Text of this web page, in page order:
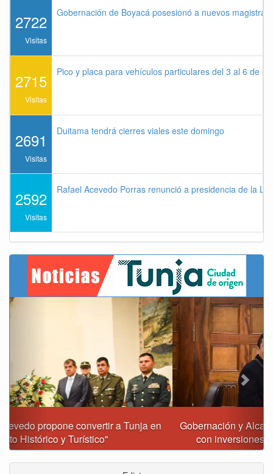
2722
Visitas
Gobernación de Boyacá posesionó a nuevos
2715
Visitas
Pico y placa para vehículos particulares del 3 al 6 de
2691
Visitas
Duitama tendrá cierres viales este domingo
2592
Visitas
Rafael Acevedo Porras renunció a presidencia de la
Gobernación y Alcaldía de Tunja revisan 120 proyectos
con inversiones superiores a $385.000 millones
Next